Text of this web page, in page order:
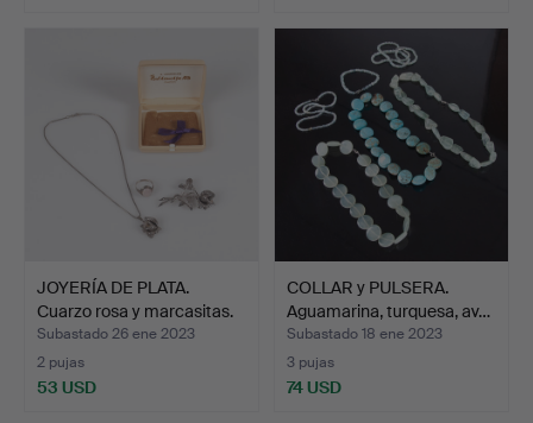
JOYERÍA DE PLATA.
Cuarzo rosa y marcasitas.
Subastado 26 ene 2023
2 pujas
53 USD
COLLAR y PULSERA.
Aguamarina, turquesa, av…
Subastado 18 ene 2023
3 pujas
74 USD